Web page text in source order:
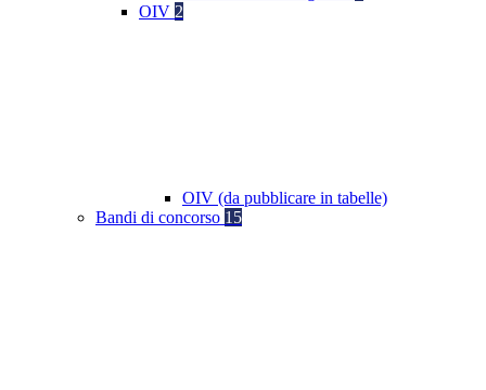
OIV 2
OIV (da pubblicare in tabelle)
Bandi di concorso 15